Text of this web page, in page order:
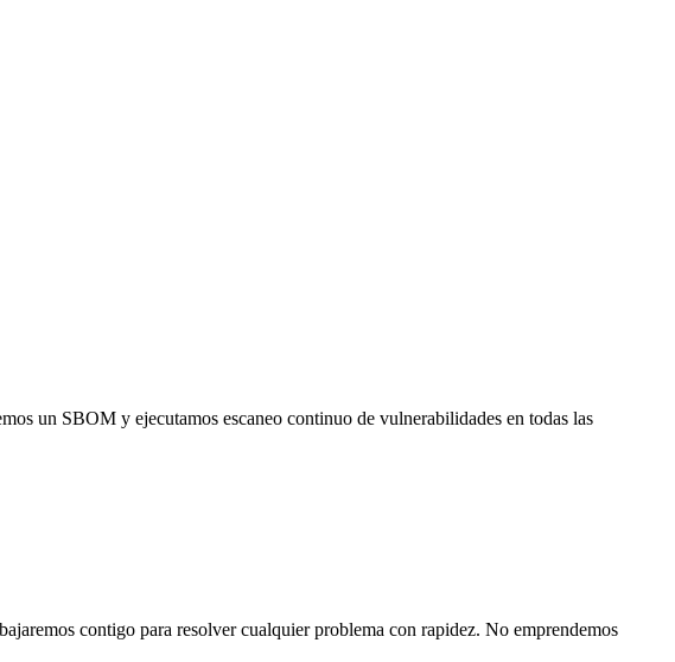
un SBOM y ejecutamos escaneo continuo de vulnerabilidades en todas las
contigo para resolver cualquier problema con rapidez. No emprendemos